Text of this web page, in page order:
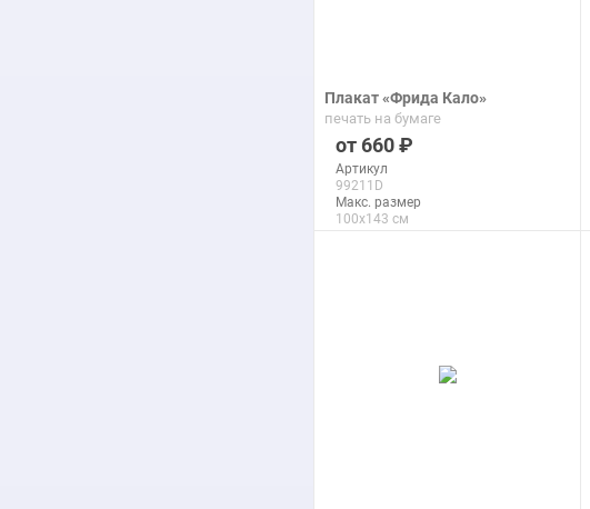
Плакат «Фрида Кало»
печать на бумаге
660
Артикул
99211D
Макс. размер
100x143 см